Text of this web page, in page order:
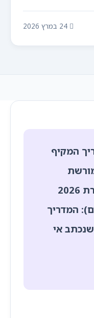
24 במרץ 2026
המקיף
וקהילה בישראל (מהדורת 2026
המדריך
אי